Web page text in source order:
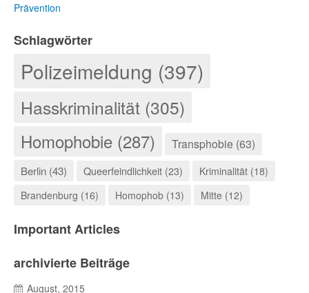
Prävention
Schlagwörter
Polizeimeldung (397)
Hasskriminalität (305)
Homophobie (287)
Transphobie (63)
Berlin (43) Queerfeindlichkeit (23)
Kriminalität (18)
Brandenburg (16)
Homophob (13) Mitte (12)
Important Articles
archivierte Beiträge
August, 2015